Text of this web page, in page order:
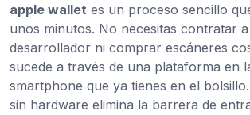
apple wallet es un proceso sencillo
unos minutos. No necesitas contratar
desarrollador ni comprar escáneres
sucede a través de una plataforma en
smartphone que ya tienes en el
sin hardware elimina la barrera de